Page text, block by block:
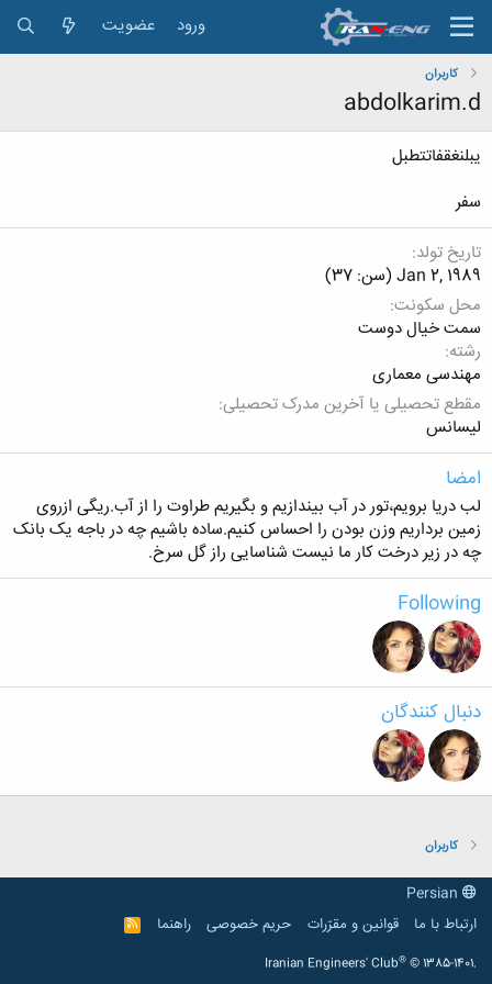
ورود عضویت
کاربران
abdolkarim.d
یبلنغقفاتتطبل
سفر
تاریخ تولد
Jan 2, 1989 (سن: 37)
محل سکونت
سمت خیال دوست
رشته
مهندسی معماری
مقطع تحصیلی یا آخرین مدرک تحصیلی
لیسانس
امضا
لب دریا برویم،تور در آب بیندازیم و بگیریم طراوت را از آب.ریگی ازروی
زمین برداریم وزن بودن را احساس کنیم.ساده باشیم چه در باجه یک بانک
چه در زیر درخت کار ما نیست شناسایی راز گل سرخ.
Following
دنبال کنندگان
کاربران
ارتباط با ما
قوانین و مقرّرات حریم خصوصی راهنما
R
S
Iranian Engineers' Club® © 1385-1401.